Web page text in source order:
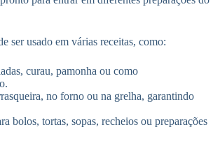
ser usado em várias receitas, como:
curau, pamonha ou como
no forno ou na grelha, garantindo
bolos, tortas, sopas, recheios ou preparações